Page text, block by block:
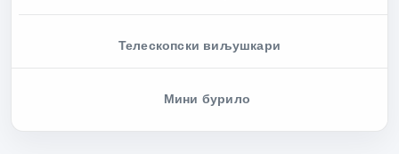
Телескопски виљушкари
Мини бурило